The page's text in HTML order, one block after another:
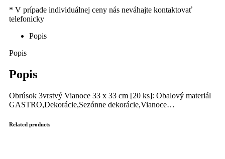
Popis
Popis
Popis
Obrúsok 3vrstvý Vianoce 33 x 33 cm [20 ks]: Obalový materiál
GASTRO,Dekorácie,Sezónne dekorácie,Vianoce…
Related products